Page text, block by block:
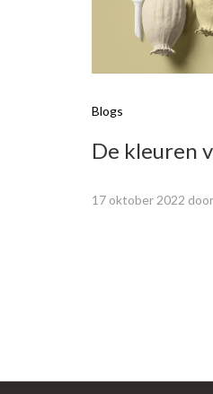
Blogs
De kleuren
17 oktober 2022 door